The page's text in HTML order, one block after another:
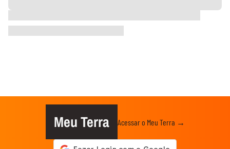
Meu Terra Acessar o Meu Terra →